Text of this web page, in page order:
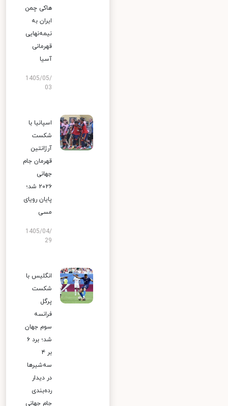
هاکی چمن
ایران به
نیمه‌نهایی
قهرمانی
آسیا
1405/05/
03
اسپانیا با
شکست
آرژانتین
قهرمان جام
جهانی
۲۰۲۶ شد؛
پایان رویای
مسی
1405/04/
29
انگلیس با
شکست
پرگل
فرانسه
سوم جهان
شد؛ برد ۶
بر ۴
سه‌شیرها
در دیدار
رده‌بندی
جام جهانی